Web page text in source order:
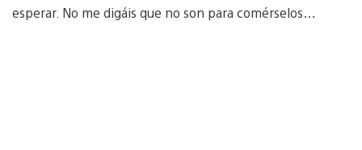
esperar. No me digáis que no son para comérselos…